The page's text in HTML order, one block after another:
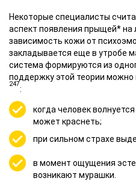
Некоторые специалисты
аспект появления прыщей* на
зависимость кожи от
закладывается еще в утробе
система формируются из
поддержку этой теории можно
247
:
когдачеловек
может краснеть;
при сильном страхе
в момент ощущения
возникают мурашки.